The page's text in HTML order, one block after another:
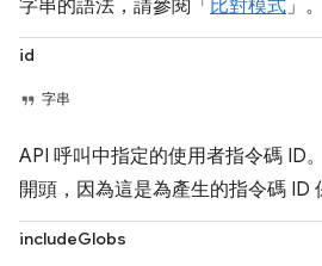
字串的語法，請參閱「 比對模式」。
id
字串
API 呼叫中指定的使用者指令碼 ID
開頭，因為這是為產生的指令碼 ID
includeGlobs